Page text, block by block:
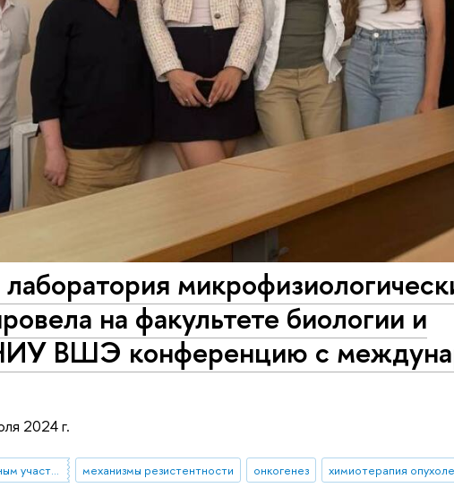
на факультете биологии и
ВШЭ конференцию с
2024 г.
конференция с международным участием механизмы резистентности онкогенез химиотерапия